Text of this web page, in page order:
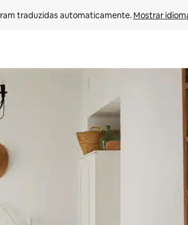
traduzidas automaticamente. Mostrar